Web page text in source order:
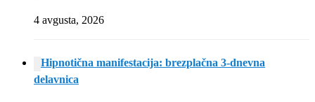
4 avgusta, 2026
Hipnotična manifestacija: brezplačna 3-dnevna
delavnica